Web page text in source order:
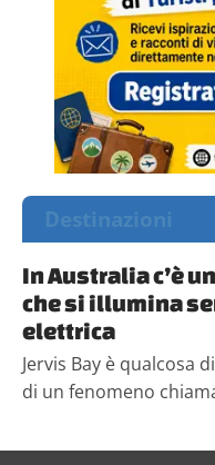
Destinazioni
In Australia c’è
che si illumina
elettrica
Jervis Bay è qualcosa
di un fenomeno